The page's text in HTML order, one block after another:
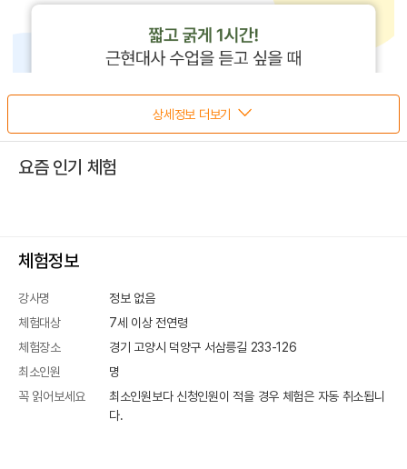
상세정보 더보기
요즘 인기 체험
체험정보
강사명
정보 없음
체험대상
7세 이상 전연령
체험장소
경기 고양시 덕양구 서삼릉길 233-126
최소인원
명
꼭 읽어보세요
최소인원보다 신청인원이 적을 경우 체험은 자동 취소됩니
다.